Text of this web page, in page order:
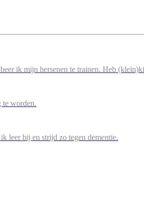
ik mijn hersenen te trainen. Heb
te worden.
leer bij en strijd zo tegen dementie.